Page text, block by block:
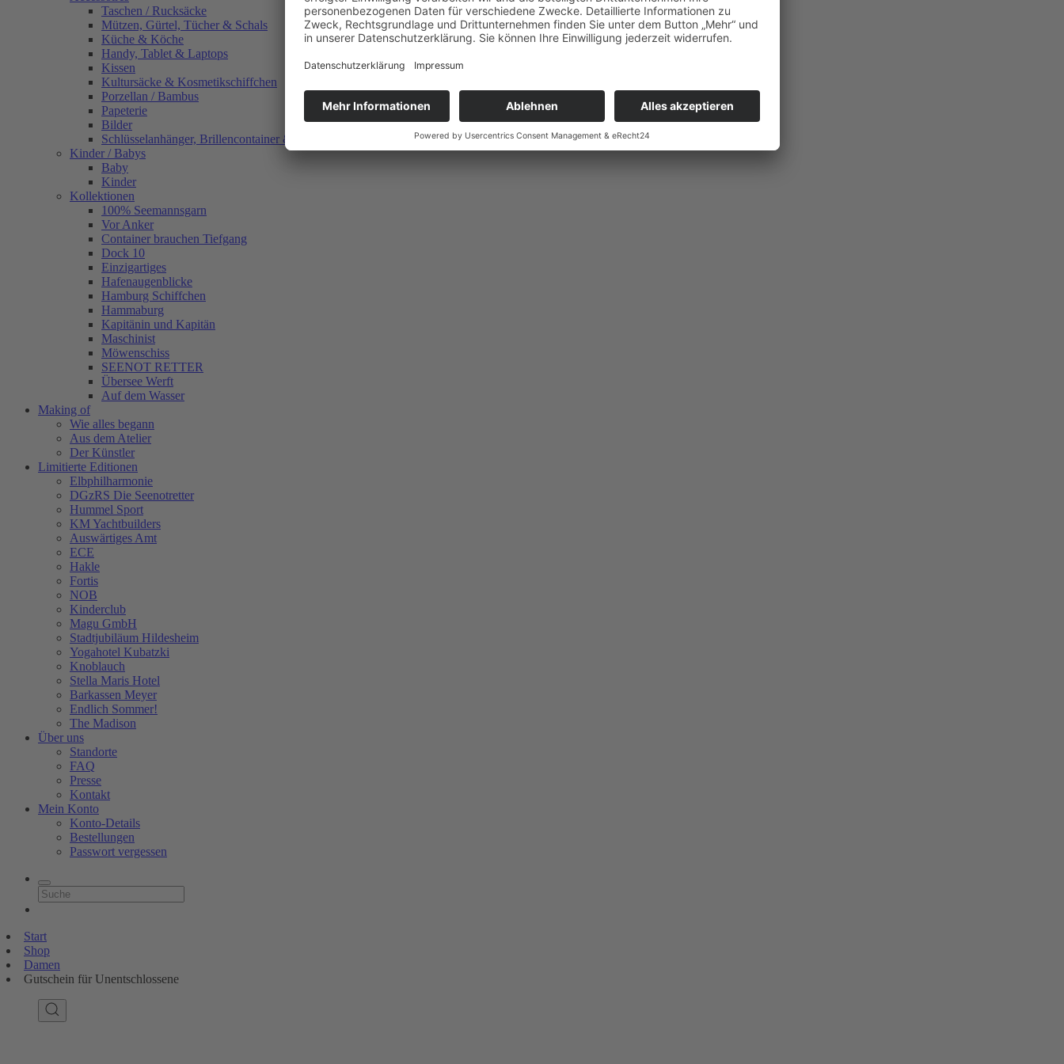
Taschen / Rucksäcke
Mützen, Gürtel, Tücher & Schals
Küche & Köche
Handy, Tablet & Laptops
Kissen
Kultursäcke & Kosmetikschiffchen
Porzellan / Bambus
Papeterie
Bilder
Schlüsselanhänger, Brillencontainer & mehr
Kinder / Babys
Baby
Kinder
Kollektionen
100% Seemannsgarn
Vor Anker
Container brauchen Tiefgang
Dock 10
Einzigartiges
Hafenaugen­blicke
Hamburg Schiffchen
Hammaburg
Kapitänin und Kapitän
Maschinist
Möwenschiss
SEENOT RETTER
Übersee Werft
Auf dem Wasser
Making of
Wie alles begann
Aus dem Atelier
Der Künstler
Limitierte Editionen
Elbphilharmonie
DGzRS Die Seenotretter
Hummel Sport
KM Yachtbuilders
Auswärtiges Amt
ECE
Hakle
Fortis
NOB
Kinderclub
Magu GmbH
Stadtjubiläum Hildesheim
Yogahotel Kubatzki
Knoblauch
Stella Maris Hotel
Barkassen Meyer
Endlich Sommer!
The Madison
Über uns
Standorte
FAQ
Presse
Kontakt
Mein Konto
Konto-Details
Bestellungen
Passwort vergessen
Start
Shop
Damen
Gutschein für Unentschlossene